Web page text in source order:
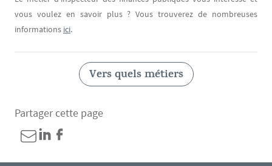
vous voulez en savoir plus ? Vous trouverez de nombreuses
informations ici.
Vers quels métiers
Partager cette page